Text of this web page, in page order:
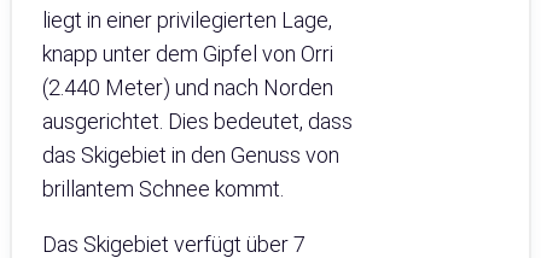
liegt in einer privilegierten Lage,
knapp unter dem Gipfel von Orri
(2.440 Meter) und nach Norden
ausgerichtet. Dies bedeutet, dass
das Skigebiet in den Genuss von
brillantem Schnee kommt.
Das Skigebiet verfügt über 7